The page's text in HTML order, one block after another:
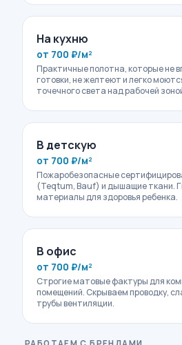
На кухню
от 700 ₽/м²
Практичные полотна, которые не
готовки, не желтеют и легко
точечного света над рабочей
В детскую
от 700 ₽/м²
Пожаробезопасные
(Teqtum, Bauf) и дышащие ткани.
материалы для здоровья ребенка.
В офис
от 700 ₽/м²
Строгие матовые фактуры для
помещений. Скрываем проводку,
трубы вентиляции.